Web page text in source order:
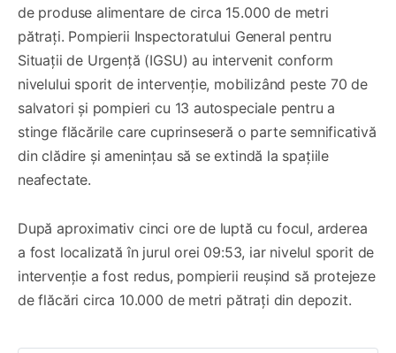
de produse alimentare de circa 15.000 de metri
pătrați. Pompierii Inspectoratului General pentru
Situații de Urgență (IGSU) au intervenit conform
nivelului sporit de intervenție, mobilizând peste 70 de
salvatori și pompieri cu 13 autospeciale pentru a
stinge flăcările care cuprinseseră o parte semnificativă
din clădire și amenințau să se extindă la spațiile
neafectate.
După aproximativ cinci ore de luptă cu focul, arderea
a fost localizată în jurul orei 09:53, iar nivelul sporit de
intervenție a fost redus, pompierii reușind să protejeze
de flăcări circa 10.000 de metri pătrați din depozit.